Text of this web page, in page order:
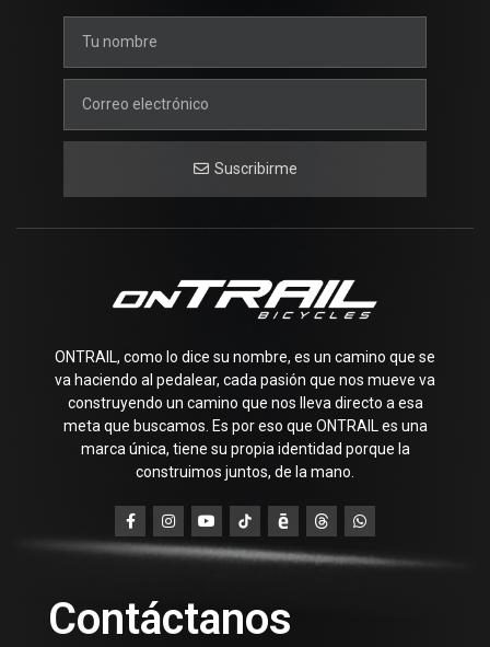
Suscribirme
ONTRAIL, como lo dice su nombre, es un camino que se
va haciendo al pedalear, cada pasión que nos mueve va
construyendo un camino que nos lleva directo a esa
meta que buscamos. Es por eso que ONTRAIL es una
marca única, tiene su propia identidad porque la
construimos juntos, de la mano.
Contáctanos